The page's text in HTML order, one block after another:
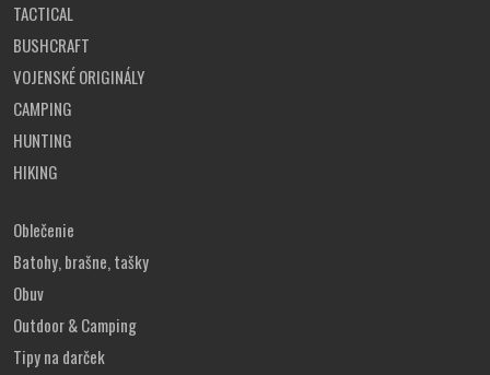
TACTICAL
BUSHCRAFT
VOJENSKÉ ORIGINÁLY
CAMPING
HUNTING
HIKING
Oblečenie
Batohy, brašne, tašky
Obuv
Outdoor & Camping
Tipy na darček